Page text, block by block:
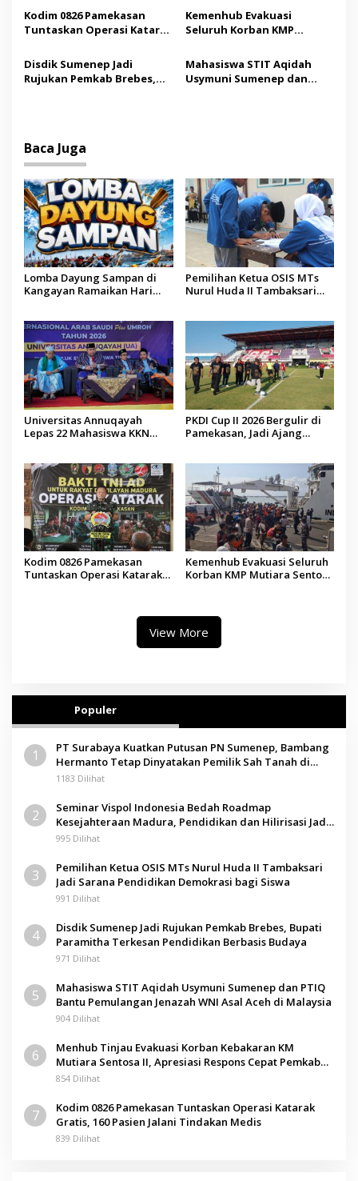
s
Saudi
Madura
Kodim 0826 Pamekasan
Tuntaskan Operasi Katarak
Tindakan Medis
Kemenhub Evakuasi
Seluruh Korban KMP
Operator Diaudit
Disdik Sumenep Jadi
Rujukan Pemkab Brebes,
Mahasiswa STIT Aqidah
Usymuni Sumenep dan
Baca Juga
Lomba Dayung Sampan di
Kangayan Ramaikan Hari
Pemilihan Ketua OSIS MTs
Nurul Huda II Tambaksari
Universitas Annuqayah
Lepas 22 Mahasiswa KKN
PKDI Cup II 2026 Bergulir di
Pamekasan, Jadi Ajang
Kodim 0826 Pamekasan
Tuntaskan Operasi Katarak
Kemenhub Evakuasi Seluruh
Korban KMP Mutiara Sentosa
View More
Populer
1
PT Surabaya Kuatkan Putusan PN Sumenep, Bambang
Hermanto Tetap Dinyatakan Pemilik Sah Tanah di
Pamolokan
1183 Dilihat
2
Seminar Vispol Indonesia Bedah Roadmap
Kesejahteraan Madura, Pendidikan dan Hilirisasi Jadi
Kunci
995 Dilihat
3
Pemilihan Ketua OSIS MTs Nurul Huda II Tambaksari
Jadi Sarana Pendidikan Demokrasi bagi Siswa
991 Dilihat
4
Disdik Sumenep Jadi Rujukan Pemkab Brebes, Bupati
Paramitha Terkesan Pendidikan Berbasis Budaya
971 Dilihat
5
Mahasiswa STIT Aqidah Usymuni Sumenep dan PTIQ
Bantu Pemulangan Jenazah WNI Asal Aceh di Malaysia
904 Dilihat
6
Menhub Tinjau Evakuasi Korban Kebakaran KM
Mutiara Sentosa II, Apresiasi Respons Cepat Pemkab
Sumenep
854 Dilihat
7
Kodim 0826 Pamekasan Tuntaskan Operasi Katarak
Gratis, 160 Pasien Jalani Tindakan Medis
839 Dilihat